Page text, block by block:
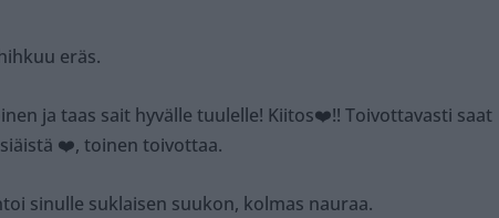
eräs.
ja taas sait hyvälle tuulelle! Kiitos❤️!! Toivottavasti saat
❤️, toinen toivottaa.
sinulle suklaisen suukon, kolmas nauraa.